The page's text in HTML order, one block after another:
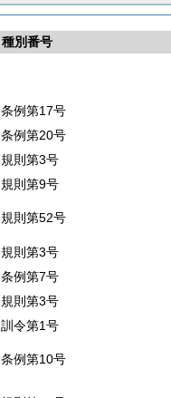
種別番号
条例第17号
条例第20号
規則第3号
規則第9号
規則第52号
規則第3号
条例第7号
規則第3号
訓令第1号
条例第10号